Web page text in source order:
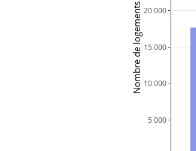
5 000
10 000
15 000
20 000
Nombre de logements